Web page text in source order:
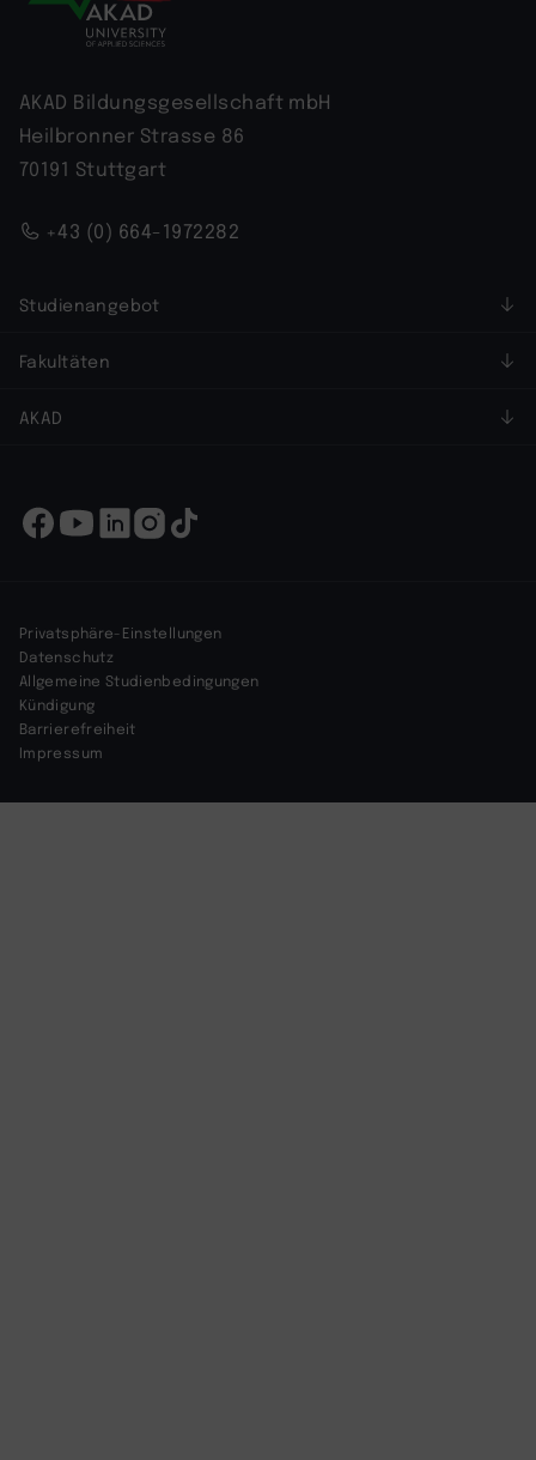
AKAD Bildungsgesellschaft mbH
Heilbronner Strasse 86
70191 Stuttgart
+43 (0) 664-1972282
Studienangebot
Fakultäten
AKAD
Privatsphäre-Einstellungen
Datenschutz
Allgemeine Studienbedingungen
Kündigung
Barrierefreiheit
Impressum